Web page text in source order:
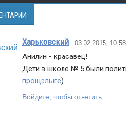
Харьковский 03.02.2015, 10:58
Анилин - красавец!
прощелыге)
Войдите, чтобы ответить